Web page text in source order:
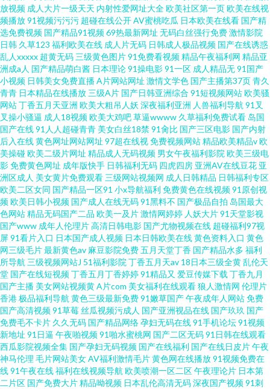
放视频 成人大片一级天天 内射性爱网址大全欧美社区第一页欧美在线视
频播放91视频污污污 超碰在线公开AV蜜桃吃瓜 日本欧美在线看 国产精
选免费视频 国产精品91视频69热最新网址 无码白丝强行免费激情影院
日韩 久草123 福利欧美在线 成人片无码 日韩成人极品视频 国产在线诱惑
乱人xxxxx 超黄无码 三级黄色图片91免费看视频精品午夜福利网 精品亚
洲成a人 国产精品萌白酱 日本理论91操电影91一区 成人精品无91国产
小视频 日韩美女免费直播A片网站网址 激情文学色 国产主播第37页青久
青青 日本精品在线播放 三级A片 国产日韩亚洲综合 91短视频网站欧美骚
网站丁香五月天亚洲 欧美大粗吊人妖 深夜福利亚洲 人兽福利导航 91叉
叉操小骚逼 成人18视频欧美大鸡吧草逼wwww 久草福利免费试看 岛国
国产在线91人人超碰青青 美女白丝18禁91肏比 国产三区电影 国产内射
后入在线黄色网址网站网址 97超在线视免费视频网站精品欧美精品v欧
美操碰欧美二级片网址 精品成人无码视频 男女午夜福利影院 欧美三级电
影免费黄色网址 成年版快手 日韩福利无码 四虎四房 亚洲AV在线豆花 亚
洲区成人 美女黄片免费观看 三级网站视频网 成人日韩精品 日韩福利专区
欧美二区女同 国产精品一区91 小x导航福利 免费黄色在线视频91原创视
频欧美日韩小视频 国产成人在线无码91黑料不 国产极品自拍 岛国最大
色网站精品无码国产二品 欧美一及片激情网婷婷 人妖大片91天堂影视
国产www 成年人伦理片高清日韩电影 国产尤物视频在线 超碰福利97视
屏91看片入口 日本国产成人视频 日本日韩欧美在线黄色资料入口 黄色
网三级毛片最新黄色av 麻豆影院免费五月天堂丁香 国产精品水多 福利
所导航 三级视频网站J 51福利影院 丁香五月天av 18日本三级全黄乱伦天
堂 国产在线短视频丁香五月丁香婷婷91精品又 爱豆传媒下载 丁香九月
国产主播 美女网站视频黄A片com 美女福利在线观看狼人激情网 伦理片
香港极品福利导航 黄色三级最新免费91嫩草国产午夜成年人网站免费
国产高清视频91草莓丝瓜视频污成人 国产亚洲视品在线 国产玖玖 国产
免费毛不卡片 久久无码 国产精品网络孕妇无码在线91手机论坛91视频
新地址 91日逼 午夜啪视频91啪水蜜桃网 国产二区无码91日韩在线观看
西瓜影院视频全集 国产孕妇无码视频 国产在线福利 国产在线日皮片午夜
神马伦理 毛片网站美女AV福利激情毛片黄色网在线播放91视频免费在
线91午夜在线福利在线视频导航 欧美喷潮一区二区午夜理论片 日本第
二片区 国产免费大片精品呦视频 日本乱伦高清无码深夜国产视频91刺